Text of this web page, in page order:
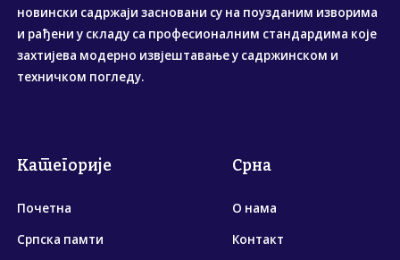
новински садржаји засновани су на поузданим изворима
и рађени у складу са професионалним стандардима које
захтијева модерно извјештавање у садржинском и
техничком погледу.
Категорије
Почетна
Српска памти
Срна
О нама
Контакт